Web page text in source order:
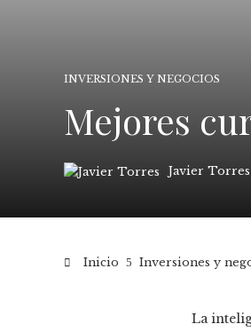
INVERSIONES Y NEGOCIOS
Mejores
Javier Torres
Inicio Inversiones y
La